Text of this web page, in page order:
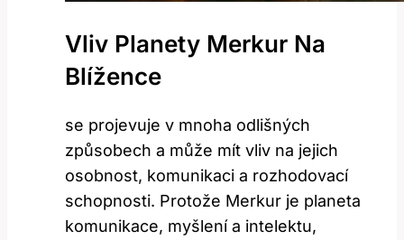
Vliv Planety Merkur Na
Blížence
se projevuje v mnoha odlišných
způsobech a může mít vliv na jejich
osobnost, komunikaci a rozhodovací
schopnosti. Protože Merkur je planeta
komunikace, myšlení a intelektu,